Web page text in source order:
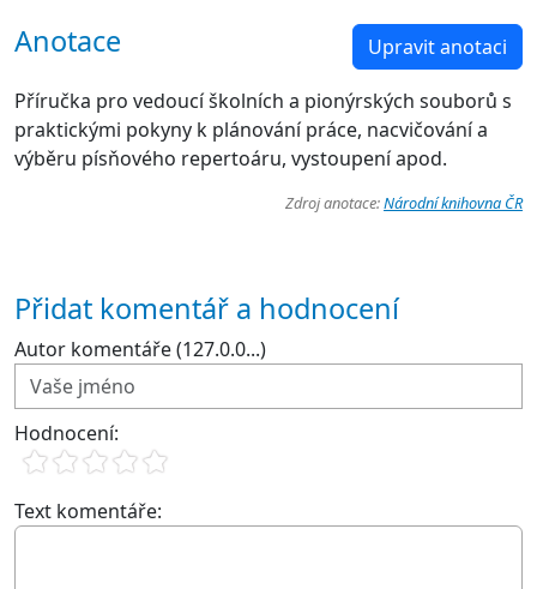
Anotace Upravit anotaci
Příručka pro vedoucí školních a pionýrských souborů s
praktickými pokyny k plánování práce, nacvičování a
výběru písňového repertoáru, vystoupení apod.
Zdroj anotace:Národní knihovna ČR
Přidat komentář a hodnocení
Autor komentáře (127.0.0...)
Hodnocení:
Text komentáře: